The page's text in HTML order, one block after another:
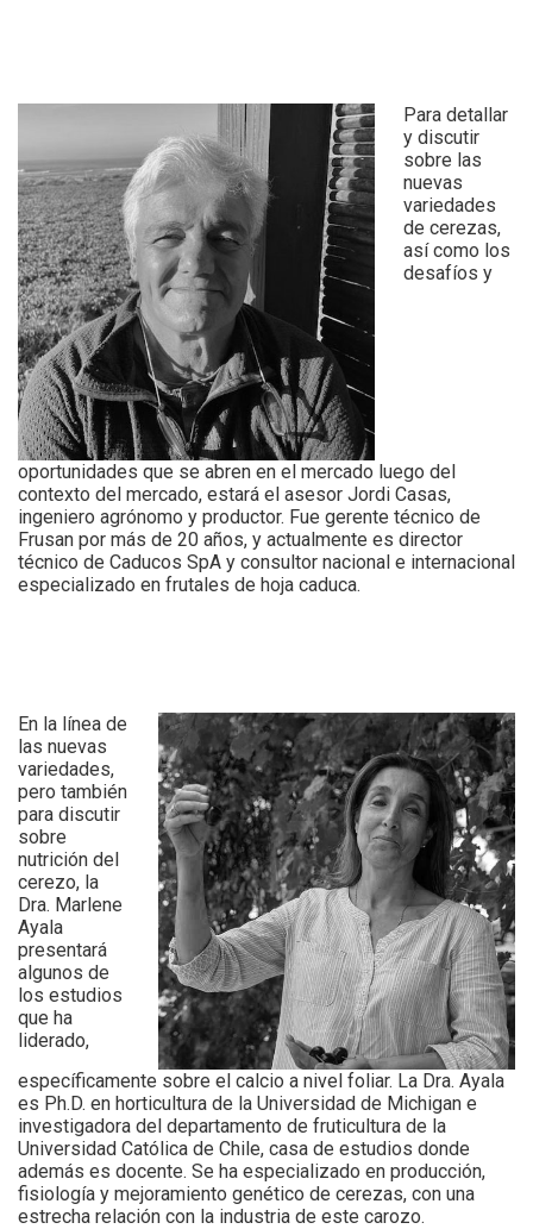
Para detallar
y discutir
sobre las
nuevas
variedades
de cerezas,
así como los
desafíos y
oportunidades que se abren en el mercado luego del
contexto del mercado, estará el asesor Jordi Casas,
ingeniero agrónomo y productor. Fue gerente técnico de
Frusan por más de 20 años, y actualmente es director
técnico de Caducos SpA y consultor nacional e internacional
especializado en frutales de hoja caduca.
En la línea de
las nuevas
variedades,
pero también
para discutir
sobre
nutrición del
cerezo, la
Dra. Marlene
Ayala
presentará
algunos de
los estudios
que ha
liderado,
específicamente sobre el calcio a nivel foliar. La Dra. Ayala
es Ph.D. en horticultura de la Universidad de Michigan e
investigadora del departamento de fruticultura de la
Universidad Católica de Chile, casa de estudios donde
además es docente. Se ha especializado en producción,
fisiología y mejoramiento genético de cerezas, con una
estrecha relación con la industria de este carozo.